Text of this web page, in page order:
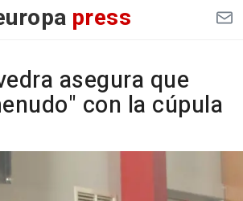
press
asegura que
con la cúpula